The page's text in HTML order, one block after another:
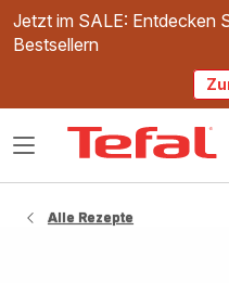
Jetzt im SALE: Entdecken
Bestsellern
Das
Alle Rezepte